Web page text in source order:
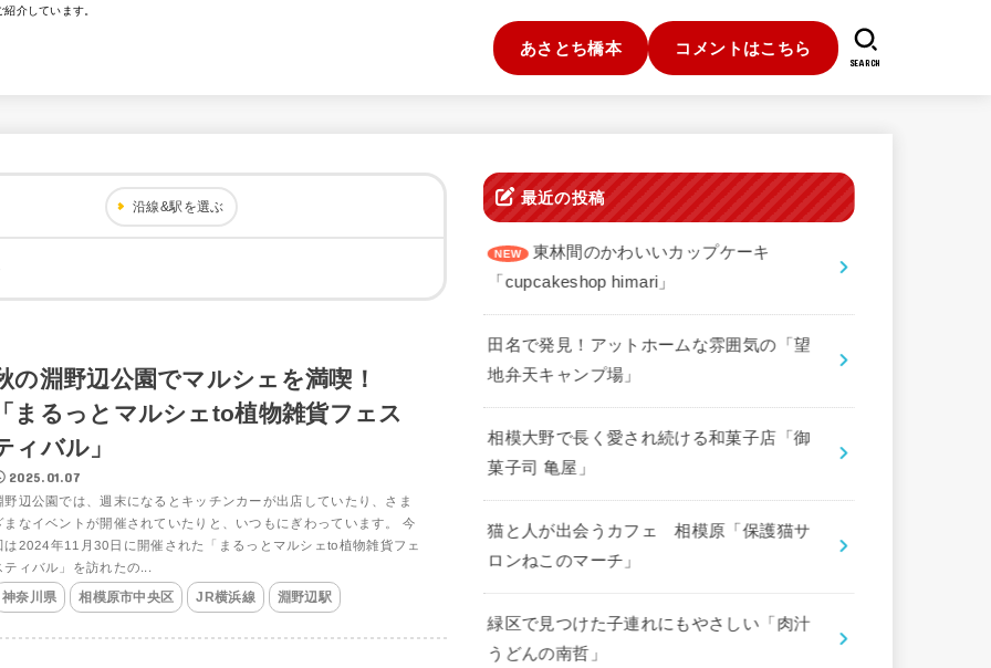
介しています。
あさとち橋本 コメントはこちら
SEARCH
沿線&駅を選ぶ
の淵野辺公園でマルシェを満喫！
まるっとマルシェto植物雑貨フェス
ィバル」
2025.01.07
野辺公園では、週末になるとキッチンカーが出店していたり、さま
まなイベントが開催されていたりと、いつもにぎわっています。 今
は2024年11月30日に開催された「まるっとマルシェto植物雑貨フェ
ティバル」を訪れたの...
神奈川県 相模原市中央区 JR横浜線 淵野辺駅
最近の投稿
東林間のかわいいカップケーキ
「cupcakeshop himari」
田名で発見！アットホームな雰囲気の「望
地弁天キャンプ場」
相模大野で長く愛され続ける和菓子店「御
菓子司 亀屋」
猫と人が出会うカフェ 相模原「保護猫サ
ロンねこのマーチ」
緑区で見つけた子連れにもやさしい「肉汁
うどんの南哲」